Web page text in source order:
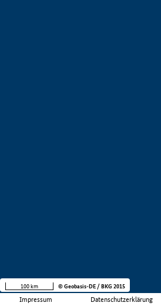
Impressum Datenschutzerklärung
100 km © Geobasis-DE / BKG 2015